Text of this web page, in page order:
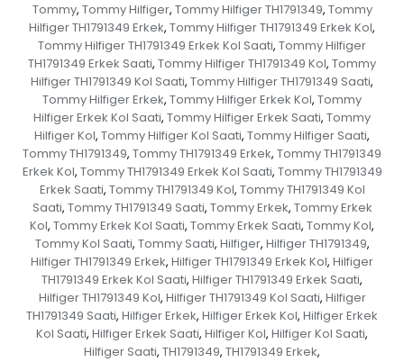
Tommy, Tommy Hilfiger, Tommy Hilfiger TH1791349, Tommy
Hilfiger TH1791349 Erkek, Tommy Hilfiger TH1791349 Erkek Kol,
Tommy Hilfiger TH1791349 Erkek Kol Saati, Tommy Hilfiger
TH1791349 Erkek Saati, Tommy Hilfiger TH1791349 Kol, Tommy
Hilfiger TH1791349 Kol Saati, Tommy Hilfiger TH1791349 Saati,
Tommy Hilfiger Erkek, Tommy Hilfiger Erkek Kol, Tommy
Hilfiger Erkek Kol Saati, Tommy Hilfiger Erkek Saati, Tommy
Hilfiger Kol, Tommy Hilfiger Kol Saati, Tommy Hilfiger Saati,
Tommy TH1791349, Tommy TH1791349 Erkek, Tommy TH1791349
Erkek Kol, Tommy TH1791349 Erkek Kol Saati, Tommy TH1791349
Erkek Saati, Tommy TH1791349 Kol, Tommy TH1791349 Kol
Saati, Tommy TH1791349 Saati, Tommy Erkek, Tommy Erkek
Kol, Tommy Erkek Kol Saati, Tommy Erkek Saati, Tommy Kol,
Tommy Kol Saati, Tommy Saati, Hilfiger, Hilfiger TH1791349,
Hilfiger TH1791349 Erkek, Hilfiger TH1791349 Erkek Kol, Hilfiger
TH1791349 Erkek Kol Saati, Hilfiger TH1791349 Erkek Saati,
Hilfiger TH1791349 Kol, Hilfiger TH1791349 Kol Saati, Hilfiger
TH1791349 Saati, Hilfiger Erkek, Hilfiger Erkek Kol, Hilfiger Erkek
Kol Saati, Hilfiger Erkek Saati, Hilfiger Kol, Hilfiger Kol Saati,
Hilfiger Saati, TH1791349, TH1791349 Erkek,